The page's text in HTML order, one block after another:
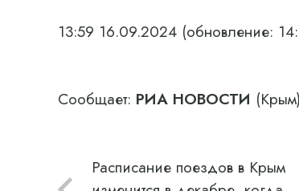
13:59 16.09.2024 (обновление:
Сообщает: РИА НОВОСТИ (Крым)
Расписание поездов в Крым